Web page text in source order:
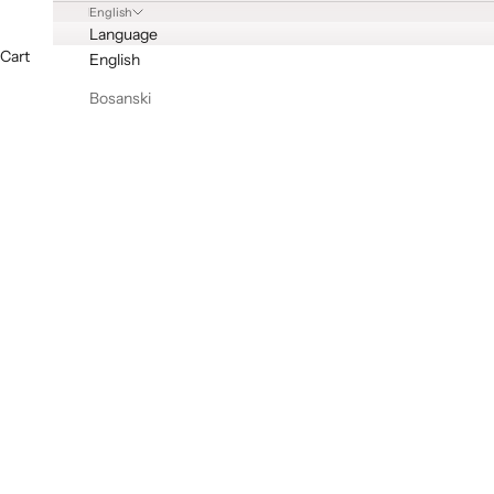
English
Language
English
Bosanski
Cart